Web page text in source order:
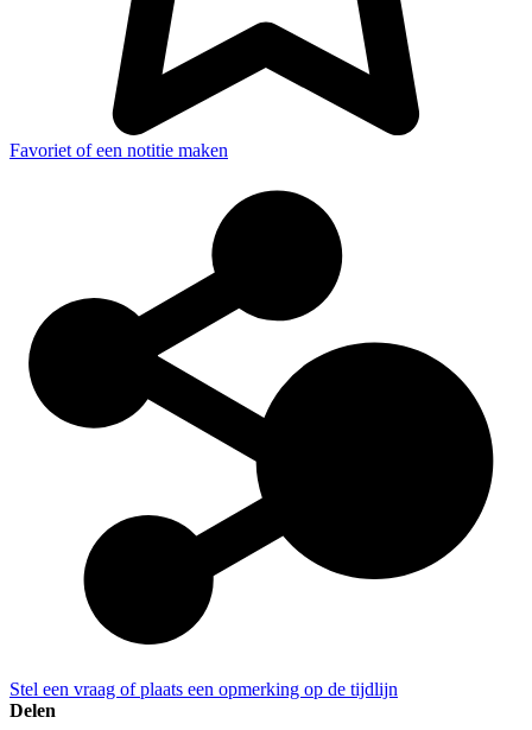
Favoriet of een notitie maken
Stel een vraag of plaats een opmerking op de tijdlijn
Delen